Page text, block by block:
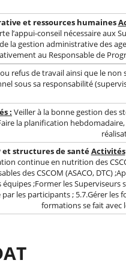
et ressources humaines
l’appui-conseil nécessaire
la gestion administrative des
au Responsable de
refus de travail ainsi que le
sous sa responsabilité
: Veiller à la bonne gestion des
la planification
et structures de santéActivités
continue en nutrition des
des CSCOM (ASACO,
;Former les
les participants ; 5.7.Gérer
formations se fait